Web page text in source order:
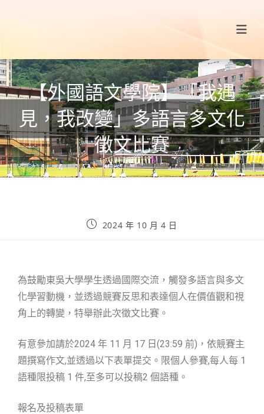
【外國語文學院】「我遇
見，我改變」多語言多文化
徵文比賽
2024 年 10 月 4 日
為鼓勵東吳大學學生透過國際交流，觸發多語言與多文
化學習動機，並透過競賽反思和表達個人在價值觀和視
角上的轉變，特舉辦此次徵文比賽。
有意參加請於2024 年 11 月 17 日(23:59 前)，依競賽主
題撰寫作文,並透過以下表單提交。限個人參賽,每人每 1
語種限投稿 1 件,至多可以投稿2 個語種。
報名及投稿表單